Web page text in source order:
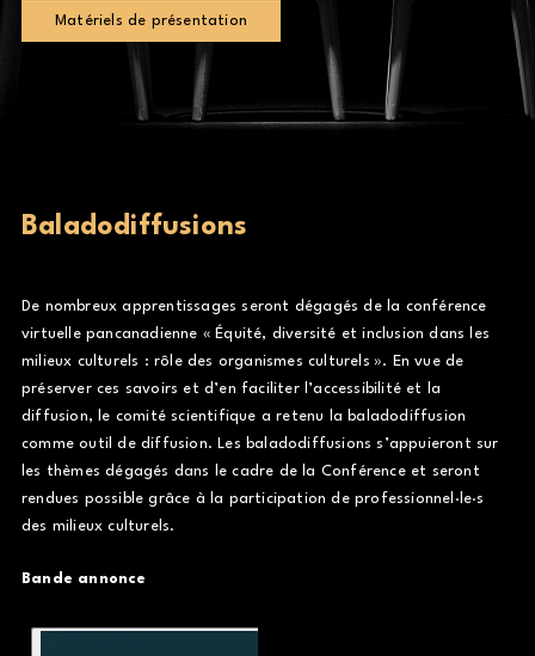
Matériels de présentation
Baladodiffusions
De nombreux apprentissages seront dégagés de la conférence
virtuelle pancanadienne « Équité, diversité et inclusion dans les
milieux culturels : rôle des organismes culturels ». En vue de
préserver ces savoirs et d’en faciliter l’accessibilité et la
diffusion, le comité scientifique a retenu la baladodiffusion
comme outil de diffusion. Les baladodiffusions s’appuieront sur
les thèmes dégagés dans le cadre de la Conférence et seront
rendues possible grâce à la participation de professionnel·le·s
des milieux culturels.
Bande annonce